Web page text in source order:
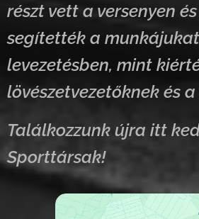
részt vett a versenyen
segítették a
levezetésben, mint
lövészetvezetőknek és a
Találkozzunk újra itt
Sporttársak!